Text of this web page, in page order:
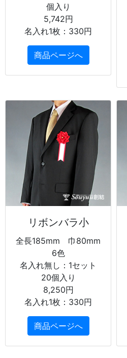
個入り
5,742円
名入れ1枚：330円
商品ページへ
リボンバラ小
全長185mm 巾80mm
6色
名入れ無し：1セット
20個入り
8,250円
名入れ1枚：330円
商品ページへ